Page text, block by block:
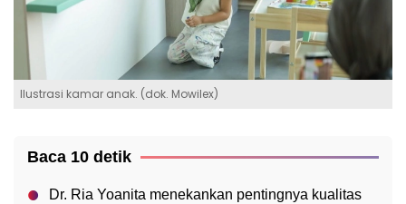
Ilustrasi kamar anak. (dok. Mowilex)
Baca 10 detik
Dr. Ria Yoanita menekankan pentingnya kualitas